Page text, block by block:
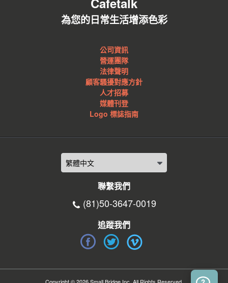
為您的日常生活增添色彩
公司資訊
營運團隊
法律聲明
顧客騷擾對應方針
人才招募
媒體刊登
Logo 標誌指南
聯繫我們
(81)50-3647-0019
追蹤我們
Copyright © 2026 Small Bridge Inc. All Rights Reserved.